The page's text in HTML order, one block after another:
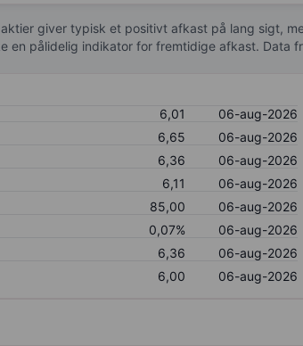
giver typisk et positivt afkast på lang sigt,
en pålidelig indikator for fremtidige afkast.
6,01
06-aug-2026
6,65
06-aug-2026
6,36
06-aug-2026
6,11
06-aug-2026
85,00
06-aug-2026
0,07%
06-aug-2026
6,36
06-aug-2026
6,00 06-aug-2026